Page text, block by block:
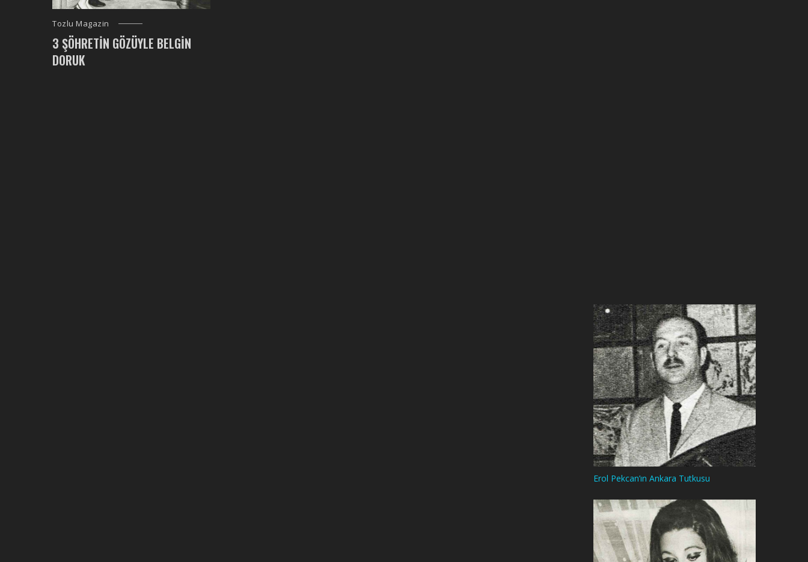
Tozlu Magazin
3 ŞÖHRETIN GÖZÜYLE BELGIN
DORUK
Erol Pekcan’ın Ankara Tutkusu